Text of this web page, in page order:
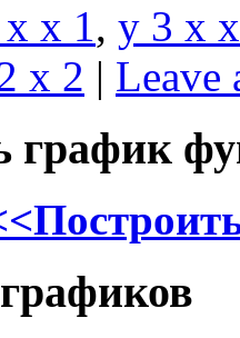
x 1, y 3 x
x 2 | Leave
график